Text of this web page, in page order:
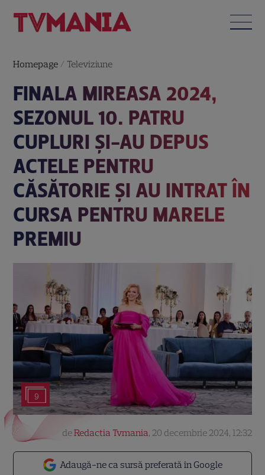
Homepage / Televiziune
FINALA MIREASA 2024,
SEZONUL 10. PATRU
CUPLURI ŞI-AU DEPUS
ACTELE PENTRU
CĂSĂTORIE ȘI AU INTRAT ÎN
CURSA PENTRU MARELE
PREMIU
9
Adaugă-ne ca sursă preferată în Google
deRedactia Tvmania, 20 decembrie 2024, 12:32